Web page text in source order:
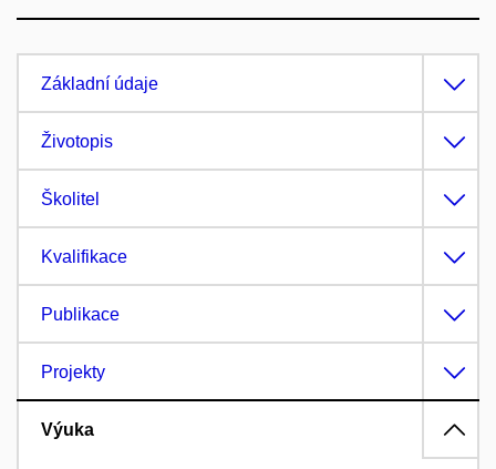
Základní údaje
Životopis
Školitel
Kvalifikace
Publikace
Projekty
Výuka